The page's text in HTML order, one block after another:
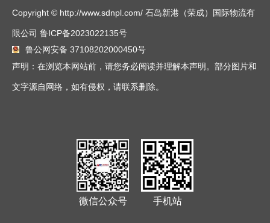
Copyright © http://www.sdnpl.com/ 石岛新港（荣成）国际物流有
限公司 鲁ICP备2023022135号
鲁公网安备 37108202000450号
声明：在浏览本网站前，请您务必阅读并理解本声明。部分图片和
文字源自网络，如有侵权，请联系删除。
微信公众号 手机站